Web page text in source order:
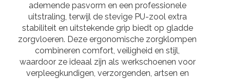
ademende pasvorm en een professionele
uitstraling, terwijl de stevige PU-zool extra
stabiliteit en uitstekende grip biedt op gladde
zorgvloeren. Deze ergonomische zorgklompen
combineren comfort, veiligheid en stijl,
waardoor ze ideaal zijn als werkschoenen voor
verpleegkundigen, verzorgenden, artsen en